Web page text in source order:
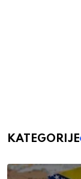
KATEGORIJE